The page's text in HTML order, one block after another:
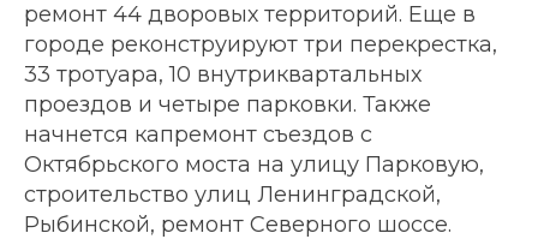
ремонт 44 дворовых территорий. Еще в
городе реконструируют три перекрестка,
33 тротуара, 10 внутриквартальных
проездов и четыре парковки. Также
начнется капремонт съездов с
Октябрьского моста на улицу Парковую,
строительство улиц Ленинградской,
Рыбинской, ремонт Северного шоссе.